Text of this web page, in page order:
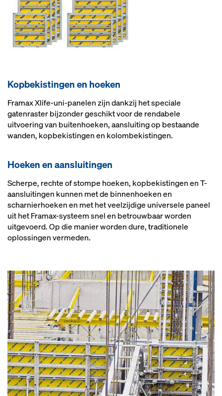
Kop­be­kis­tin­gen en hoe­ken
Framax Xlife-uni-panelen zijn dankzij het speciale
gatenraster bijzonder geschikt voor de rendabele
uitvoering van buitenhoeken, aansluiting op bestaande
wanden, kopbekistingen en kolombekistingen.
Hoe­ken en aan­slui­tin­gen
Scherpe, rechte of stompe hoeken, kopbekistingen en T-
aansluitingen kunnen met de binnenhoeken en
scharnierhoeken en met het veelzijdige universele paneel
uit het Framax-systeem snel en betrouwbaar worden
uitgevoerd. Op die manier worden dure, traditionele
oplossingen vermeden.